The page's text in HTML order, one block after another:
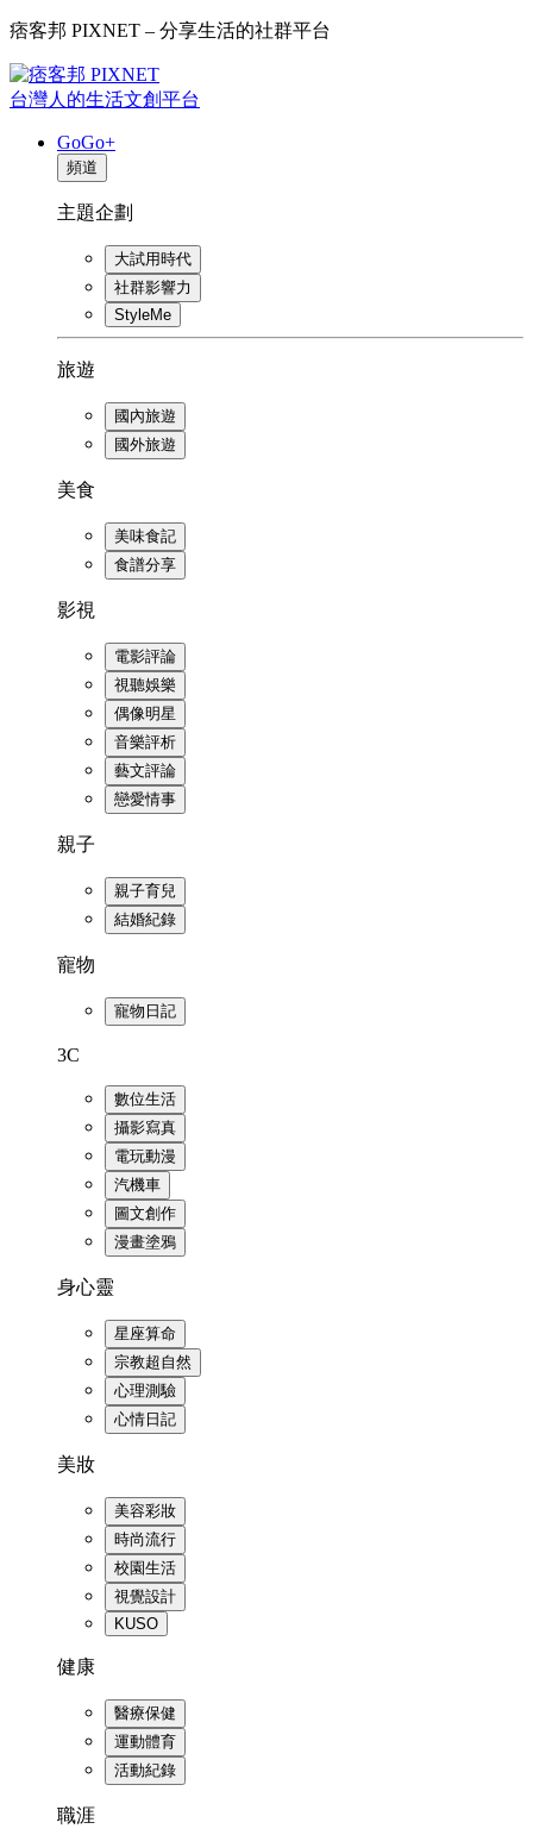
痞客邦 PIXNET – 分享生活的社群平台
台灣人的生活文創平台
GoGo+
頻道
主題企劃
大試用時代
社群影響力
StyleMe
旅遊
國內旅遊
國外旅遊
美食
美味食記
食譜分享
影視
電影評論
視聽娛樂
偶像明星
音樂評析
藝文評論
戀愛情事
親子
親子育兒
結婚紀錄
寵物
寵物日記
3C
數位生活
攝影寫真
電玩動漫
汽機車
圖文創作
漫畫塗鴉
身心靈
星座算命
宗教超自然
心理測驗
心情日記
美妝
美容彩妝
時尚流行
校園生活
視覺設計
KUSO
健康
醫療保健
運動體育
活動紀錄
職涯